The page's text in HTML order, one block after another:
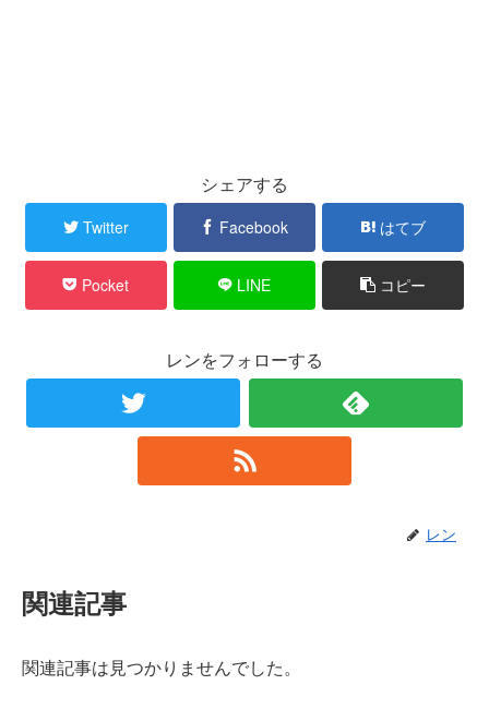
シェアする
Twitter Facebook はてブ
Pocket LINE コピー
レンをフォローする
レン
関連記事
関連記事は見つかりませんでした。